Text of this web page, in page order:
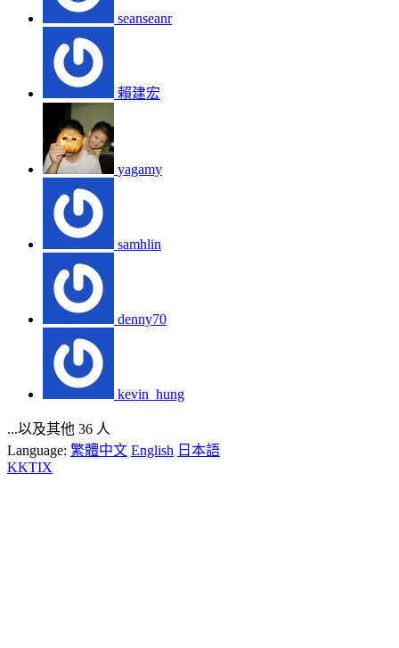
seanseanr
賴建宏
yagamy
samhlin
denny70
kevin_hung
...以及其他 36 人
Language: 繁體中文 English 日本語
KKTIX